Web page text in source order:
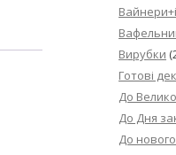
РЕЦЕПТ ЛИМОННОГО
МИГДАЛЬНЕ ПЕЧИВКО
“ЗГУЩЕНОГО МОЛОКА
Вирубки
Готові
До
До Дня
До